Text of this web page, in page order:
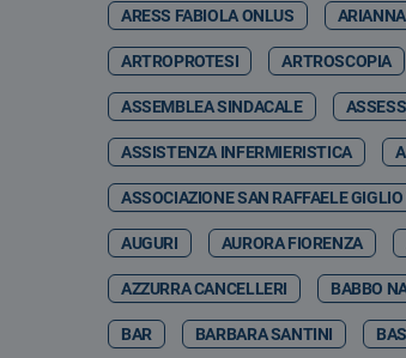
ARESS FABIOLA ONLUS
ARTROPROTESI ARTROSCOPIA
ASSEMBLEA SINDACALE
ASSISTENZA INFERMIERISTICA
ASSOCIAZIONE SAN RAFFAELE
AUGURI AURORA FIORENZA
AZZURRA CANCELLERI BABBO
BAR BARBARA SANTINI